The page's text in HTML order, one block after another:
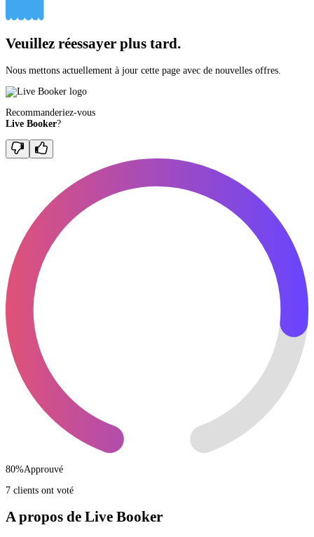
Veuillez réessayer plus tard.
Nous mettons actuellement à jour cette page avec de nouvelles offres.
Recommanderiez-vous
Live Booker?
80%Approuvé
7 clients ont voté
A propos de Live Booker